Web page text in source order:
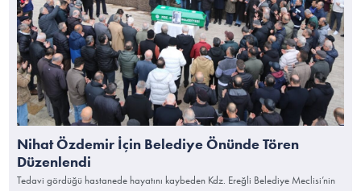
Nihat Özdemir İçin Belediye Önünde Tören
Düzenlendi
Tedavi gördüğü hastanede hayatını kaybeden Kdz. Ereğli Belediye Meclisi’nin